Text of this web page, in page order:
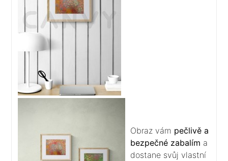
Obraz vám pečlivě a
bezpečné zabalím a
dostane svůj vlastní